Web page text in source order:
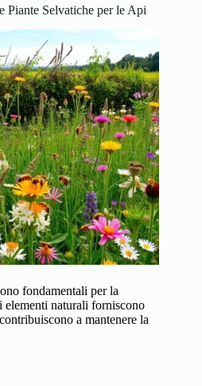
Piante Selvatiche per le Api
fondamentali per la
elementi naturali forniscono
a mantenere la